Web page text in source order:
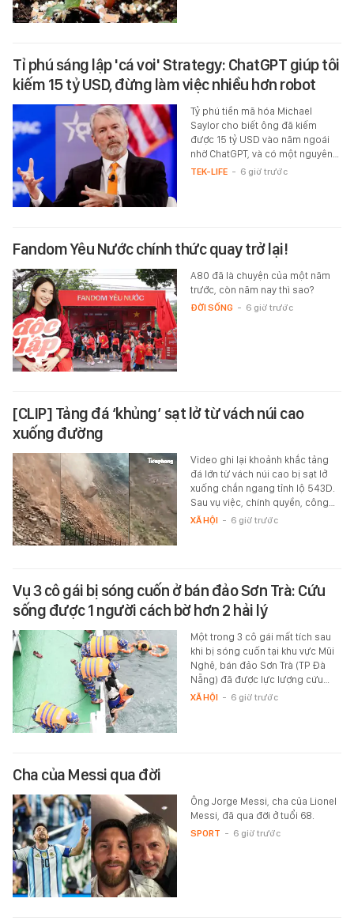
Tỉ phú sáng lập 'cá voi' Strategy: ChatGPT giúp tôi
kiếm 15 tỷ USD, đừng làm việc nhiều hơn robot
Tỷ phú tiền mã hóa Michael
Saylor cho biết ông đã kiếm
được 15 tỷ USD vào năm ngoái
nhờ ChatGPT, và có một nguyên…
TEK-LIFE - 6 giờ trước
Fandom Yêu Nước chính thức quay trở lại!
A80 đã là chuyện của một năm
trước, còn năm nay thì sao?
ĐỜI SỐNG - 6 giờ trước
[CLIP] Tảng đá ‘khủng’ sạt lở từ vách núi cao
xuống đường
Video ghi lại khoảnh khắc tảng
đá lớn từ vách núi cao bị sạt lở
xuống chắn ngang tỉnh lộ 543D.
Sau vụ việc, chính quyền, công…
XÃ HỘI - 6 giờ trước
Vụ 3 cô gái bị sóng cuốn ở bán đảo Sơn Trà: Cứu
sống được 1 người cách bờ hơn 2 hải lý
Một trong 3 cô gái mất tích sau
khi bị sóng cuốn tại khu vực Mũi
Nghê, bán đảo Sơn Trà (TP Đà
Nẵng) đã được lực lượng cứu…
XÃ HỘI - 6 giờ trước
Cha của Messi qua đời
Ông Jorge Messi, cha của Lionel
Messi, đã qua đời ở tuổi 68.
SPORT - 6 giờ trước